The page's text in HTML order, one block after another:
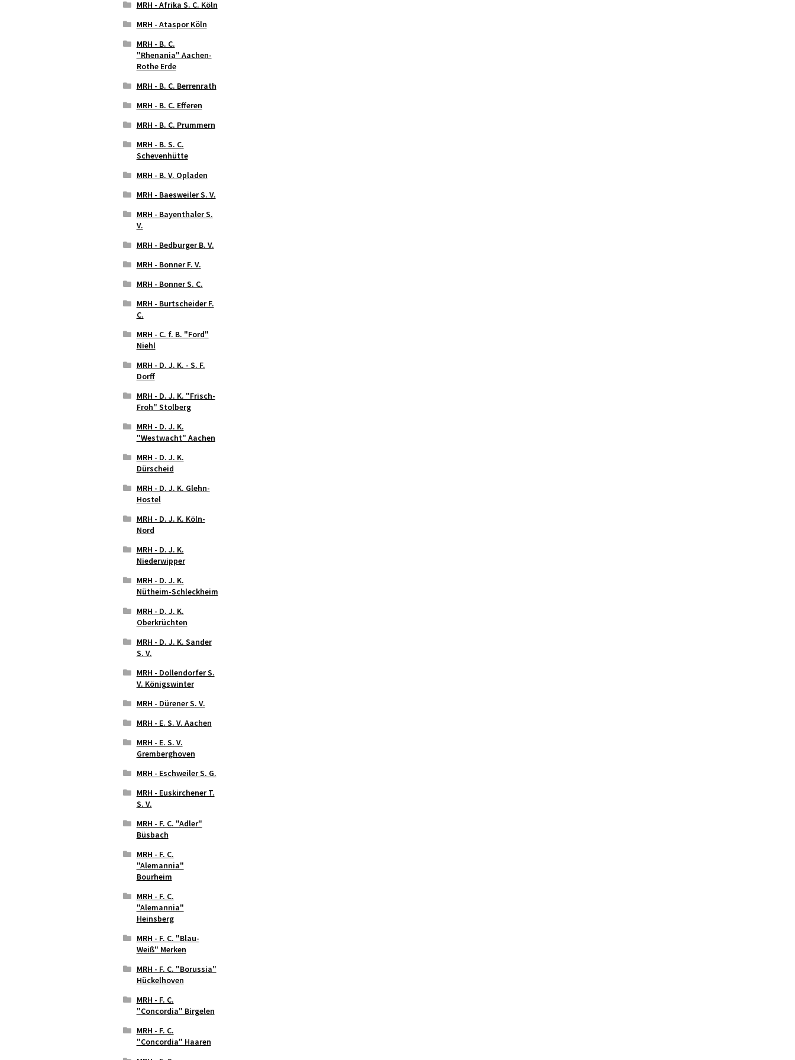
MRH - Afrika S. C. Köln
MRH - Ataspor Köln
MRH - B. C.
"Rhenania" Aachen-
Rothe Erde
MRH - B. C. Berrenrath
MRH - B. C. Efferen
MRH - B. C. Prummern
MRH - B. S. C.
Schevenhütte
MRH - B. V. Opladen
MRH - Baesweiler S. V.
MRH - Bayenthaler S.
V.
MRH - Bedburger B. V.
MRH - Bonner F. V.
MRH - Bonner S. C.
MRH - Burtscheider F.
C.
MRH - C. f. B. "Ford"
Niehl
MRH - D. J. K. - S. F.
Dorff
MRH - D. J. K. "Frisch-
Froh" Stolberg
MRH - D. J. K.
"Westwacht" Aachen
MRH - D. J. K.
Dürscheid
MRH - D. J. K. Glehn-
Hostel
MRH - D. J. K. Köln-
Nord
MRH - D. J. K.
Niederwipper
MRH - D. J. K.
Nütheim-Schleckheim
MRH - D. J. K.
Oberkrüchten
MRH - D. J. K. Sander
S. V.
MRH - Dollendorfer S.
V. Königswinter
MRH - Dürener S. V.
MRH - E. S. V. Aachen
MRH - E. S. V.
Gremberghoven
MRH - Eschweiler S. G.
MRH - Euskirchener T.
S. V.
MRH - F. C. "Adler"
Büsbach
MRH - F. C.
"Alemannia"
Bourheim
MRH - F. C.
"Alemannia"
Heinsberg
MRH - F. C. "Blau-
Weiß" Merken
MRH - F. C. "Borussia"
Hückelhoven
MRH - F. C.
"Concordia" Birgelen
MRH - F. C.
"Concordia" Haaren